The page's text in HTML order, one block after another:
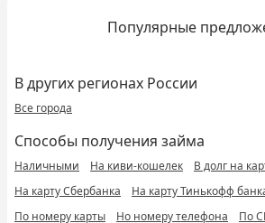
Популярные
В других регионах России
Все города
Способы получения займа
Наличными На киви-кошелек
В долг на
На карту Сбербанка
На карту Тинькофф
По номеру карты
Но номеру телефона
По